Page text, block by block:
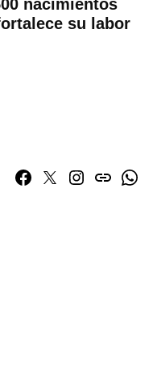
nacimientos
su labor
Facebook
TwitterInstagram
issuu